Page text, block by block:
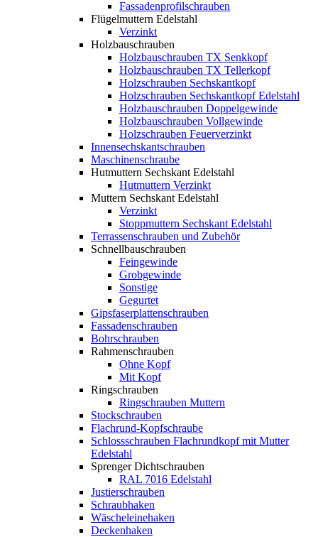
Fassadenprofilschrauben
Flügelmuttern Edelstahl
Verzinkt
Holzbauschrauben
Holzbauschrauben TX Senkkopf
Holzbauschrauben TX Tellerkopf
Holzschrauben Sechskantkopf
Holzschrauben Sechskantkopf Edelstahl
Holzbauschrauben Doppelgewinde
Holzbauschrauben Vollgewinde
Holzschrauben Feuerverzinkt
Innensechskantschrauben
Maschinenschraube
Hutmuttern Sechskant Edelstahl
Hutmuttern Verzinkt
Muttern Sechskant Edelstahl
Verzinkt
Stoppmuttern Sechskant Edelstahl
Terrassenschrauben und Zubehör
Schnellbauschrauben
Feingewinde
Grobgewinde
Sonstige
Gegurtet
Gipsfaserplattenschrauben
Fassadenschrauben
Bohrschrauben
Rahmenschrauben
Ohne Kopf
Mit Kopf
Ringschrauben
Ringschrauben Muttern
Stockschrauben
Flachrund-Kopfschraube
Schlossschrauben Flachrundkopf mit Mutter
Edelstahl
Sprenger Dichtschrauben
RAL 7016 Edelstahl
Justierschrauben
Schraubhaken
Wäscheleinehaken
Deckenhaken